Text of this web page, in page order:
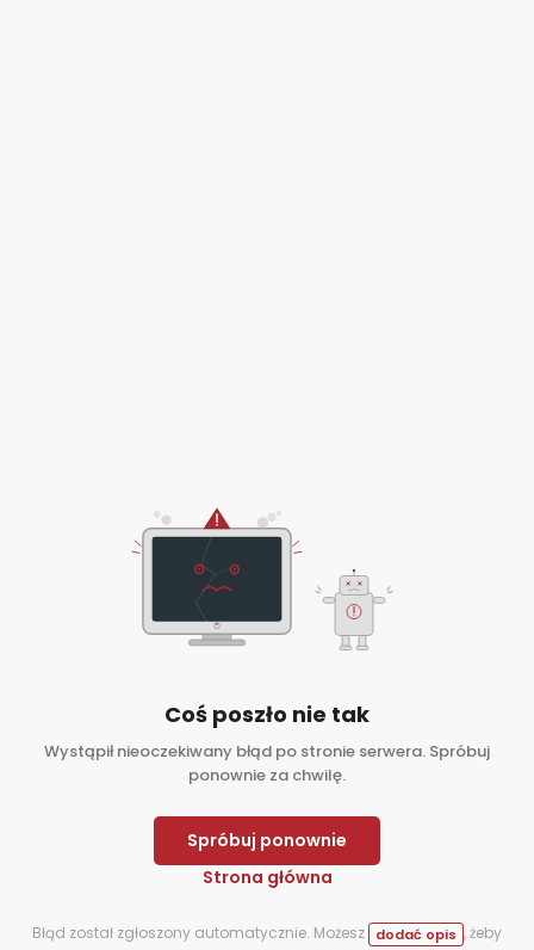
Coś poszło nie tak
Wystąpił nieoczekiwany błąd po stronie serwera. Spróbuj
ponownie za chwilę.
Spróbuj ponownie
Strona główna
Błąd został zgłoszony automatycznie. Możesz dodać opis , żeby